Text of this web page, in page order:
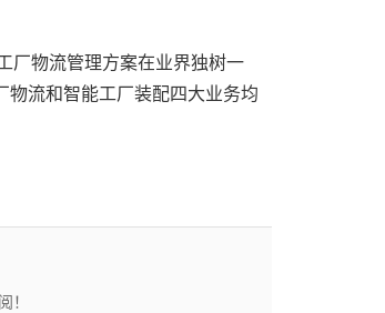
厂物流管理方案在业界独树一
流和智能工厂装配四大业务均